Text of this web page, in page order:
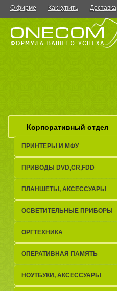
О фирме Как купить Доставка
Корпоративный отдел
ПРИНТЕРЫ И МФУ
ПРИВОДЫ DVD,CR,FDD
ПЛАНШЕТЫ, АКСЕСCУАРЫ
ОСВЕТИТЕЛЬНЫЕ ПРИБОРЫ
ОРГТЕХНИКА
ОПЕРАТИВНАЯ ПАМЯТЬ
НОУТБУКИ, АКСЕСCУАРЫ